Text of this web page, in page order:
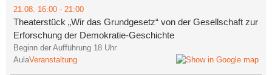
21.08. 16:00 - 21:00
Theaterstück „Wir das Grundgesetz“ von der Gesellschaft zur
Erforschung der Demokratie-Geschichte
Beginn der Aufführung 18 Uhr
AulaVeranstaltung